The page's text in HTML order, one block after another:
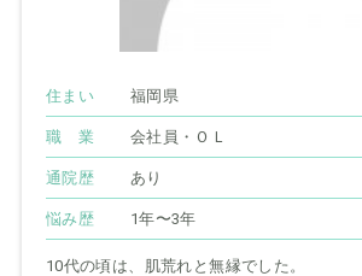
住まい 福岡県
職 業 会社員・ＯＬ
通院歴 あり
悩み歴 1年〜3年
10代の頃は、肌荒れと無縁でした。